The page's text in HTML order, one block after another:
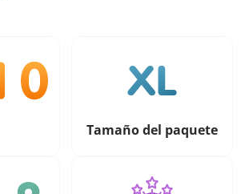
Tamaño del paquete